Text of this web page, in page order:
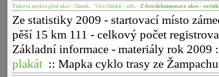
Tisková zpráva před akcí - článek Více článků - zde Z fotodokumentace akce -
Ze statistiky 2009 - startovací místo
pěší 15 km 111 - celkový počet
Základní informace - materiály rok 2009
plakát :: Mapka cyklo trasy ze